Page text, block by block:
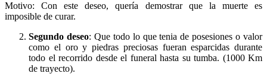
Motivo: Con este deseo, quería demostrar que la muerte es
imposible de curar.
Segundo deseo: Que todo lo que tenia de posesiones o valor
como el oro y piedras preciosas fueran esparcidas durante
todo el recorrido desde el funeral hasta su tumba. (1000 Km
de trayecto).